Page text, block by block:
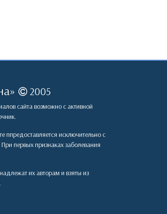
» 2005
сайта возможно с активной
ппредоставляется исключительно с
первых признаках заболевания
их авторам и взяты из